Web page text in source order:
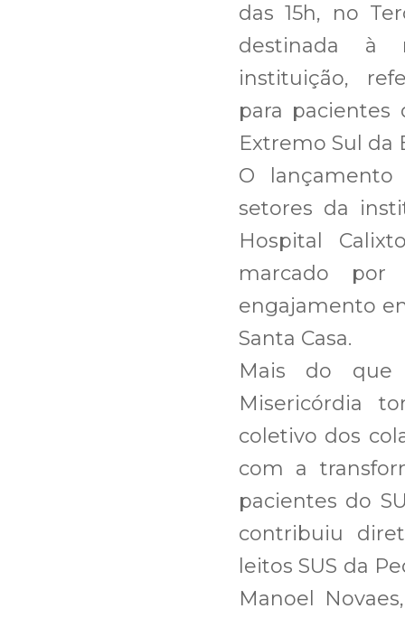
das 15h, no
destinada à
instituição,
para
Extremo Sul da
O lançamento
setores da
Hospital
marcado
engajamento
Santa Casa.
Mais do
Misericórdia
coletivo dos
com a
pacientes do
contribuiu
leitos SUS da
Manoel